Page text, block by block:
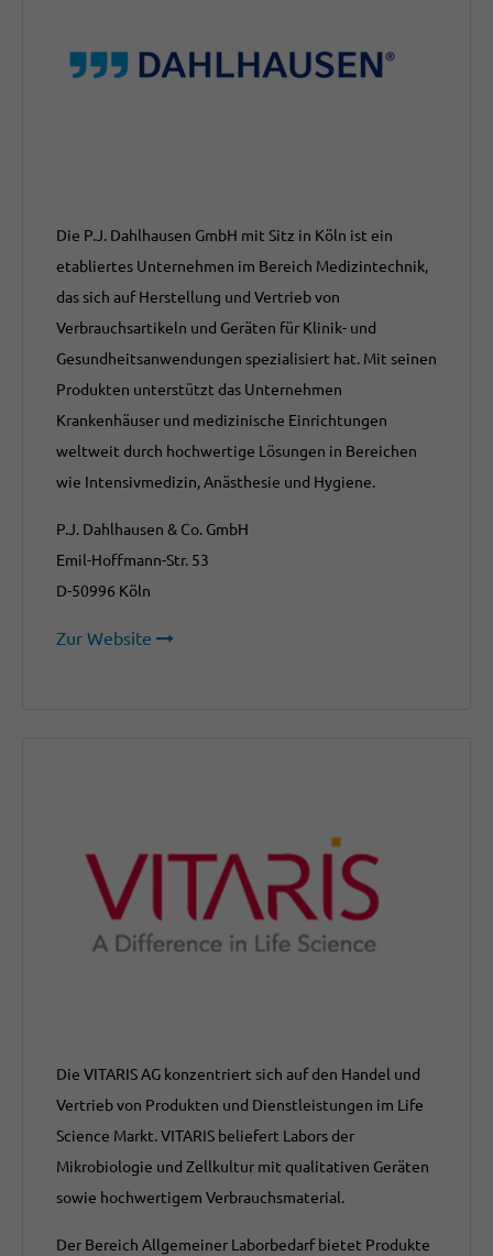
Die P.J. Dahlhausen GmbH mit Sitz in Köln ist ein
etabliertes Unternehmen im Bereich Medizintechnik,
das sich auf Herstellung und Vertrieb von
Verbrauchsartikeln und Geräten für Klinik- und
Gesundheitsanwendungen spezialisiert hat. Mit seinen
Produkten unterstützt das Unternehmen
Krankenhäuser und medizinische Einrichtungen
weltweit durch hochwertige Lösungen in Bereichen
wie Intensivmedizin, Anästhesie und Hygiene.
P.J. Dahlhausen & Co. GmbH
Emil-Hoffmann-Str. 53
D-50996 Köln
Zur Website
Die VITARIS AG konzentriert sich auf den Handel und
Vertrieb von Produkten und Dienstleistungen im Life
Science Markt. VITARIS beliefert Labors der
Mikrobiologie und Zellkultur mit qualitativen Geräten
sowie hochwertigem Verbrauchsmaterial.
Der Bereich Allgemeiner Laborbedarf bietet Produkte